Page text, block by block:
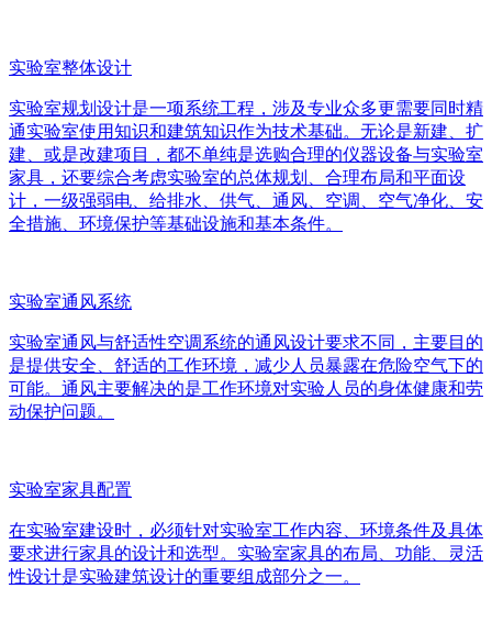
实验室整体设计
实验室规划设计是一项系统工程，涉及专业众多更需要同时精
通实验室使用知识和建筑知识作为技术基础。无论是新建、扩
建、或是改建项目，都不单纯是选购合理的仪器设备与实验室
家具，还要综合考虑实验室的总体规划、合理布局和平面设
计，一级强弱电、给排水、供气、通风、空调、空气净化、安
全措施、环境保护等基础设施和基本条件。
实验室通风系统
实验室通风与舒适性空调系统的通风设计要求不同，主要目的
是提供安全、舒适的工作环境，减少人员暴露在危险空气下的
可能。通风主要解决的是工作环境对实验人员的身体健康和劳
动保护问题。
实验室家具配置
在实验室建设时，必须针对实验室工作内容、环境条件及具体
要求进行家具的设计和选型。实验室家具的布局、功能、灵活
性设计是实验建筑设计的重要组成部分之一。